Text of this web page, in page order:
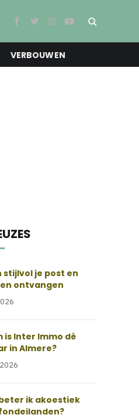
Facebook
TwitterInstagram
YouTube
VERBOUWEN
stijlvol je post en
ontvangen
is Inter Immo dé
in Almere?
ik akoestiek